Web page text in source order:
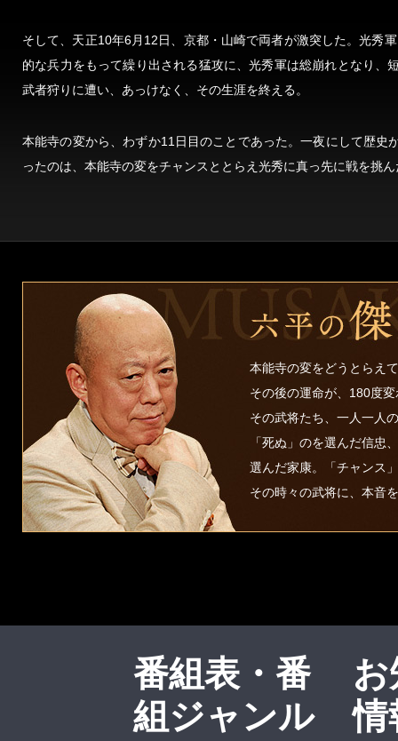
そして、天正10年6月12日、京都・山崎で両者が激突した。光秀
的な兵力をもって繰り出される猛攻に、光秀軍は総崩れとなり
武者狩りに遭い、あっけなく、その生涯を終える。
本能寺の変から、わずか11日目のことであった。一夜にして歴
ったのは、本能寺の変をチャンスととらえ光秀に真っ先に戦を挑
本能寺の変をどうとらえ
その後の運命が、180度
その武将たち、一人一人
「死ぬ」のを選んだ信忠
選んだ家康。「チャンス
その時々の武将に、本音
番組表・番
組ジャンル
情